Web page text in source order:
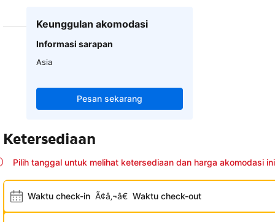
Keunggulan akomodasi
Informasi sarapan
Asia
Pesan sekarang
Ketersediaan
Pilih tanggal untuk melihat ketersediaan dan harga akomodasi ini
Waktu check-in Ã¢â‚¬â€ Waktu check-out